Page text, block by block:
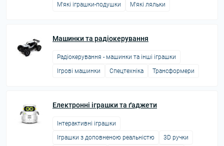
М'які іграшки-подушки
М'які ляльки
Машинки та радіокерування
Радіокерування - машинки та інші іграшки
Ігрові машинки
Спецтехніка Трансформери
Електронні іграшки та ґаджети
Інтерактивні іграшки
Іграшки з доповненою реальністю
3D ручки